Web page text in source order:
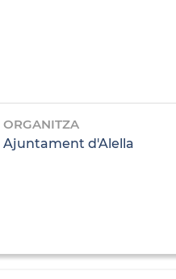
ORGANITZA
Ajuntament d'Alella